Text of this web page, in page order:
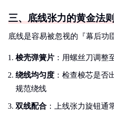
三、底线张力的黄金法则
底线是容易被忽视的『幕后功
梭壳弹簧片 ：用螺丝刀调整
绕线均匀度 ：检查梭芯是否
规范绕线
双线配合 ：上线张力旋钮通